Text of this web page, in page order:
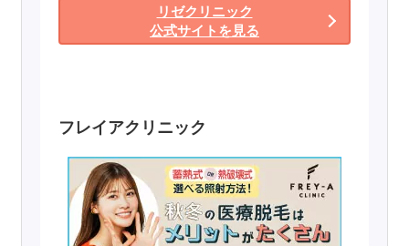
リゼクリニック
公式サイトを見る
フレイアクリニック